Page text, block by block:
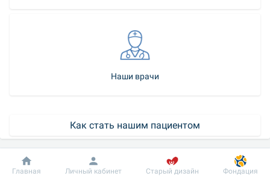
Наши врачи
Как стать нашим пациентом
Контакт-центр
Добробут Информация Пациенту
Главная Личный кабинет Старый дизайн Фондация